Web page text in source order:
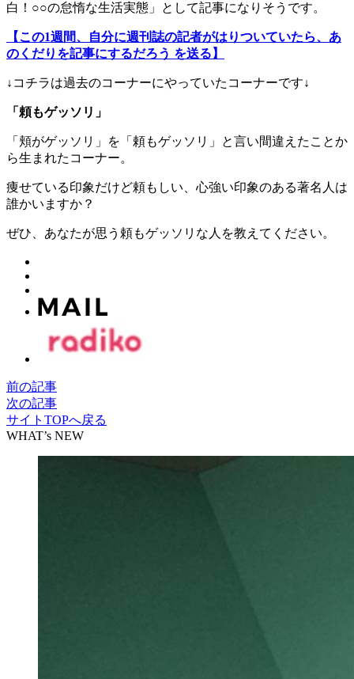
白！○○の怠惰な生活実態」として記事になりそうです。
【この1週間、自分に週刊誌の記者がはりついていたら、あ
のくだりを記事にするだろう を送る】
↓コチラは過去のコーナーにやっていたコーナーです↓
「頼もゲッソリ」
「頬がゲッソリ」を「頼もゲッソリ」と言い間違えたことか
ら生まれたコーナー。
痩せている印象だけど頼もしい、心強い印象のある著名人は
誰かいますか？
ぜひ、あなたが思う頼もゲッソリな人を教えてください。
前の記事
次の記事
サイトTOPへ戻る
WHAT’s NEW